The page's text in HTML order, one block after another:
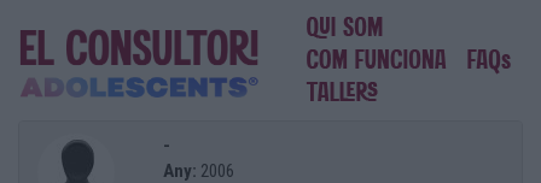
-
Any: 2006